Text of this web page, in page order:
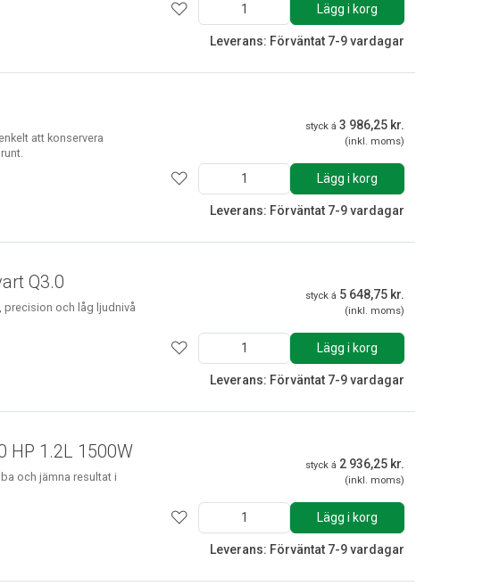
Lägg i korg
Leverans: Förväntat 7-9 vardagar
att konservera
styck á 3 986,25 kr.
(inkl. moms)
Lägg i korg
Leverans: Förväntat 7-9 vardagar
Q3.0
och låg ljudnivå
styck á 5 648,75 kr.
(inkl. moms)
Lägg i korg
Leverans: Förväntat 7-9 vardagar
HP 1.2L 1500W
och jämna resultat i
styck á 2 936,25 kr.
(inkl. moms)
Lägg i korg
Leverans: Förväntat 7-9 vardagar